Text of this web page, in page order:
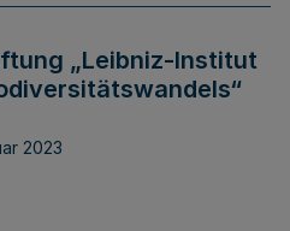
„Leibniz-Institut
2023